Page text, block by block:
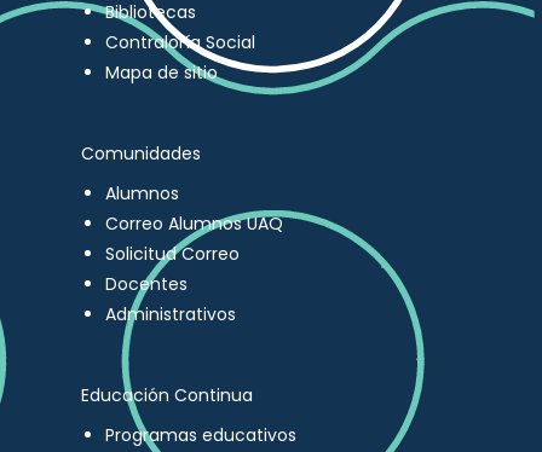
Bibliotecas
Contraloría Social
Mapa de sitio
Comunidades
Alumnos
Correo Alumnos UAQ
Solicitud Correo
Docentes
Administrativos
Educación Continua
Programas educativos